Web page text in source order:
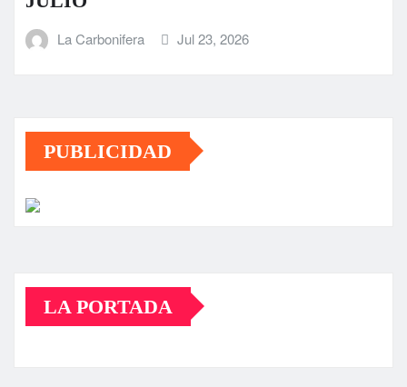
La Carbonifera Jul 23, 2026
PUBLICIDAD
LA PORTADA